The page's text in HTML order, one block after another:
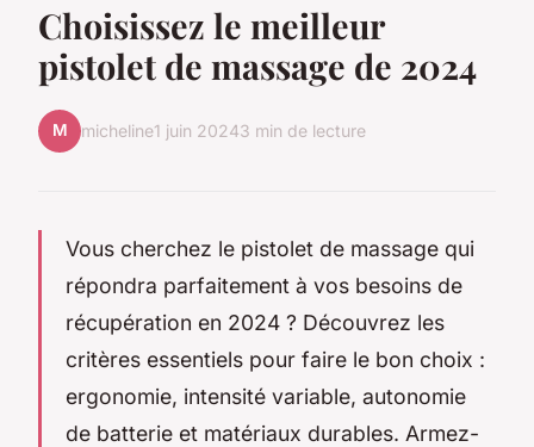
Choisissez le meilleur
pistolet de massage de 2024
M micheline1 juin 20243 min de lecture
Vous cherchez le pistolet de massage qui
répondra parfaitement à vos besoins de
récupération en 2024 ? Découvrez les
critères essentiels pour faire le bon choix :
ergonomie, intensité variable, autonomie
de batterie et matériaux durables. Armez-